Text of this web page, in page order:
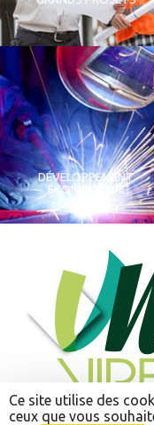
DÉVELOPPEMENT
ÉCONOMIQUE
Ce site utilise des
ceux que vous